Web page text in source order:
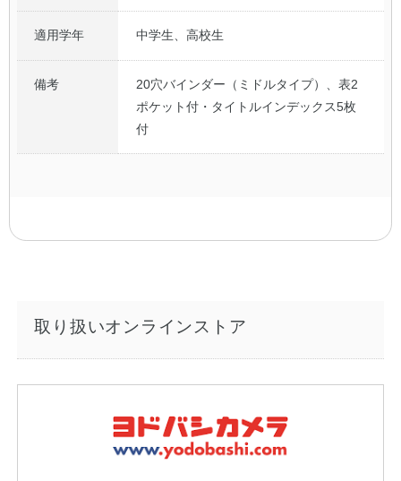
適用学年 中学生、高校生
備考
20穴バインダー（ミドルタイプ）、表2
ポケット付・タイトルインデックス5枚
付
取り扱いオンラインストア